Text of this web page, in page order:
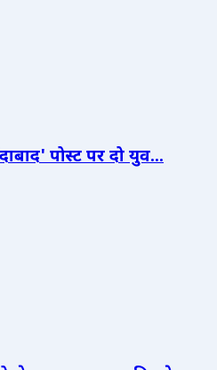
पोस्ट पर दो युव...